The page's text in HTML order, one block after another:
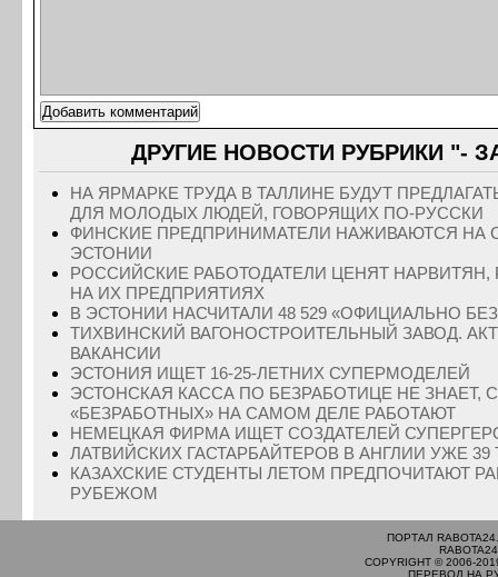
ДРУГИЕ НОВОСТИ РУБРИКИ "-
НА ЯРМАРКЕ ТРУДА В ТАЛЛИНЕ БУДУТ
ДЛЯ МОЛОДЫХ ЛЮДЕЙ, ГОВОРЯЩИХ ПО-РУССКИ
ФИНСКИЕ ПРЕДПРИНИМАТЕЛИ НАЖИВАЮТСЯ НА
ЭСТОНИИ
РОССИЙСКИЕ РАБОТОДАТЕЛИ ЦЕНЯТ
НА ИХ ПРЕДПРИЯТИЯХ
В ЭСТОНИИ НАСЧИТАЛИ 48 529 «ОФИЦИАЛЬНО
ТИХВИНСКИЙ ВАГОНОСТРОИТЕЛЬНЫЙ ЗАВОД.
ВАКАНСИИ
ЭСТОНИЯ ИЩЕТ 16-25-ЛЕТНИХ СУПЕРМОДЕЛЕЙ
ЭСТОНСКАЯ КАССА ПО БЕЗРАБОТИЦЕ НЕ ЗНАЕТ,
«БЕЗРАБОТНЫХ» НА САМОМ ДЕЛЕ РАБОТАЮТ
НЕМЕЦКАЯ ФИРМА ИЩЕТ СОЗДАТЕЛЕЙ
ЛАТВИЙСКИХ ГАСТАРБАЙТЕРОВ В АНГЛИИ УЖЕ 39
КАЗАХСКИЕ СТУДЕНТЫ ЛЕТОМ ПРЕДПОЧИТАЮТ
РУБЕЖОМ
ПОРТАЛ
COPYRIGHT © 2006-
ПЕРЕВОД НА